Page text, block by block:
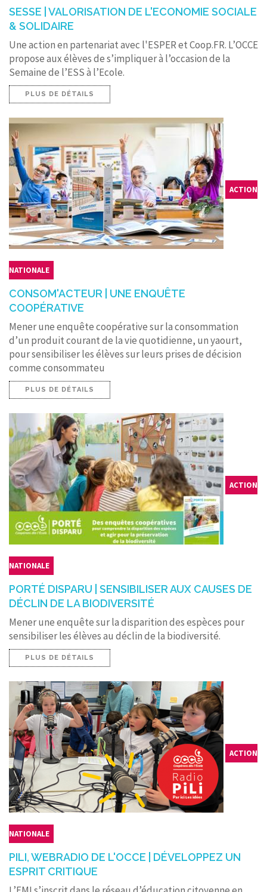
SESSE | VALORISATION DE L'ECONOMIE SOCIALE
& SOLIDAIRE
Une action en partenariat avec l'ESPER et Coop.FR. L’OCCE
propose aux élèves de s’impliquer à l’occasion de la
Semaine de l’ESS à l’Ecole.
PLUS DE DÉTAILS
ACTION
NATIONALE
CONSOM'ACTEUR | UNE ENQUÊTE
COOPÉRATIVE
Mener une enquête coopérative sur la consommation
d’un produit courant de la vie quotidienne, un yaourt,
pour sensibiliser les élèves sur leurs prises de décision
comme consommateu
PLUS DE DÉTAILS
ACTION
NATIONALE
PORTÉ DISPARU | SENSIBILISER AUX CAUSES DE
DÉCLIN DE LA BIODIVERSITÉ
Mener une enquête sur la disparition des espèces pour
sensibiliser les élèves au déclin de la biodiversité.
PLUS DE DÉTAILS
ACTION
NATIONALE
PILI, WEBRADIO DE L'OCCE | DÉVELOPPEZ UN
ESPRIT CRITIQUE